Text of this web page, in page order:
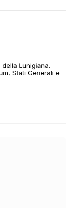
Lunigiana.
Stati Generali e